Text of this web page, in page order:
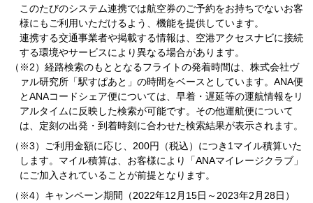
このたびのシステム連携では航空券のご予約をお持ちでないお客
様にもご利用いただけるよう、機能を提供しています。
連携する交通事業者や掲載する情報は、空港アクセスナビに接続
する環境やサービスにより異なる場合があります。
（※2）経路検索のもととなるフライトの発着時間は、株式会社ヴ
ァル研究所「駅すぱあと」の時間をベースとしています。ANA便
とANAコードシェア便については、早着・遅延等の運航情報をリ
アルタイムに反映した検索が可能です。その他運航便について
は、定刻の出発・到着時刻に合わせた検索結果が表示されます。
（※3）ご利用金額に応じ、200円（税込）につき1マイル積算いた
します。マイル積算は、お客様により「ANAマイレージクラブ」
にご加入されていることが前提となります。
（※4）キャンペーン期間（2022年12月15日～2023年2月28日）